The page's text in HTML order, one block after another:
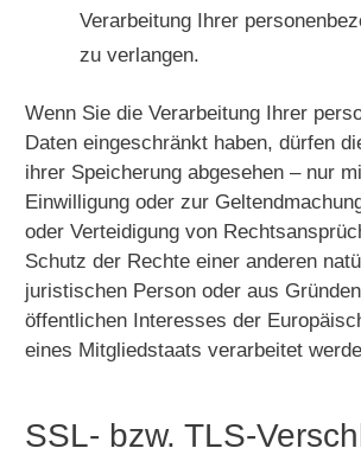
Verarbeitung Ihrer
zu verlangen.
Wenn Sie die Verarbeitung Ihrer
Daten eingeschränkt haben, dürfen
ihrer Speicherung abgesehen – nur
Einwilligung oder zur
oder Verteidigung von
Schutz der Rechte einer anderen
juristischen Person oder aus
öffentlichen Interesses der
eines Mitgliedstaats verarbeitet
SSL- bzw. TLS-